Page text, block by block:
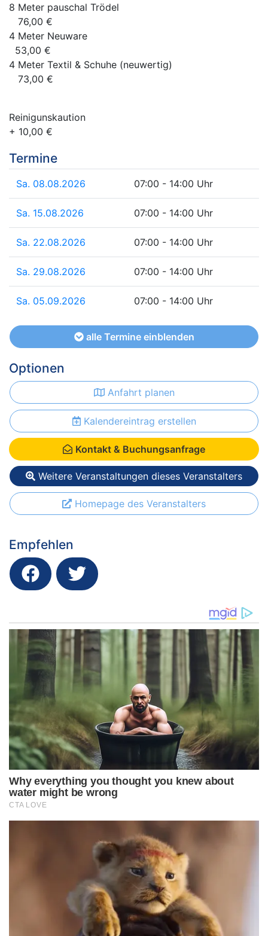
8 Meter pauschal Trödel
76,00 €
4 Meter Neuware
53,00 €
4 Meter Textil & Schuhe (neuwertig)
73,00 €
Reinigunskaution
+ 10,00 €
Termine
Sa. 08.08.2026 07:00 - 14:00 Uhr
Sa. 15.08.2026 07:00 - 14:00 Uhr
Sa. 22.08.2026 07:00 - 14:00 Uhr
Sa. 29.08.2026 07:00 - 14:00 Uhr
Sa. 05.09.2026 07:00 - 14:00 Uhr
alle Termine einblenden
Optionen
Anfahrt planen
Kalendereintrag erstellen
Kontakt & Buchungsanfrage
Weitere Veranstaltungen dieses Veranstalters
Homepage des Veranstalters
Empfehlen